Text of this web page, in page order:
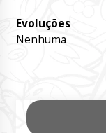
Evoluções
Nenhuma